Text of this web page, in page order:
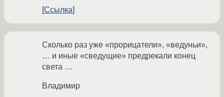
Ссылка
Сколько раз уже «прорицатели», «ведуньи»,
… и иные «сведущие» предрекали конец
света …
Владимир